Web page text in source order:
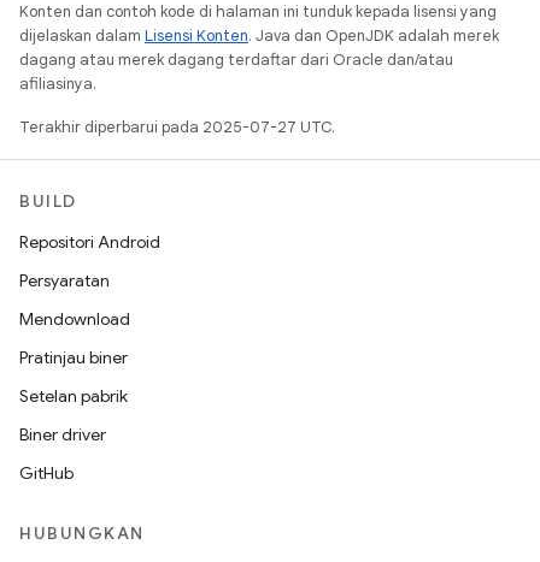
Konten dan contoh kode di halaman ini tunduk kepada lisensi yang
dijelaskan dalam Lisensi Konten. Java dan OpenJDK adalah merek
dagang atau merek dagang terdaftar dari Oracle dan/atau
afiliasinya.
Terakhir diperbarui pada 2025-07-27 UTC.
BUILD
Repositori Android
Persyaratan
Mendownload
Pratinjau biner
Setelan pabrik
Biner driver
GitHub
HUBUNGKAN